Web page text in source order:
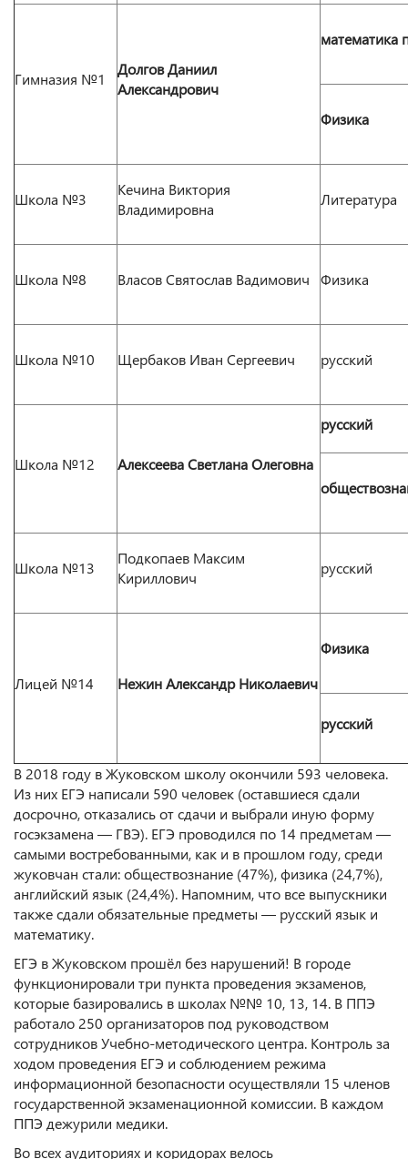
Гимназия №1
Долгов Даниил
Александрович
математика
Физика
Школа №3
Кечина Виктория
Владимировна
Литература
Школа №8 Власов Святослав Вадимович Физика
Школа №10 Щербаков Иван Сергеевич русский
Школа №12 Алексеева Светлана Олеговна
русский
Школа №13
Подкопаев Максим
Кириллович
русский
Лицей №14 Нежин Александр Николаевич
Физика
русский
В 2018 году в Жуковском школу окончили 593 человека.
Из них ЕГЭ написали 590 человек (оставшиеся сдали
досрочно, отказались от сдачи и выбрали иную форму
госэкзамена — ГВЭ). ЕГЭ проводился по 14 предметам —
самыми востребованными, как и в прошлом году, среди
жуковчан стали: обществознание (47%), физика (24,7%),
английский язык (24,4%). Напомним, что все выпускники
также сдали обязательные предметы — русский язык и
математику.
ЕГЭ в Жуковском прошёл без нарушений! В городе
функционировали три пункта проведения экзаменов,
которые базировались в школах №№ 10, 13, 14. В ППЭ
работало 250 организаторов под руководством
сотрудников Учебно-методического центра. Контроль за
ходом проведения ЕГЭ и соблюдением режима
информационной безопасности осуществляли 15 членов
государственной экзаменационной комиссии. В каждом
ППЭ дежурили медики.
Во всех аудиториях и коридорах велось